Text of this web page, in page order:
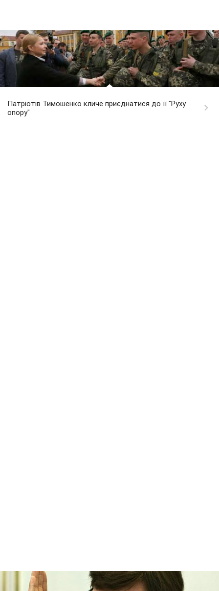
Патріотів Тимошенко кличе приєднатися до її "Руху
опору"